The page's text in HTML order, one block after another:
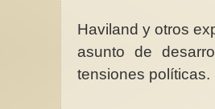
Haviland y otros
asunto de
tensiones políticas.